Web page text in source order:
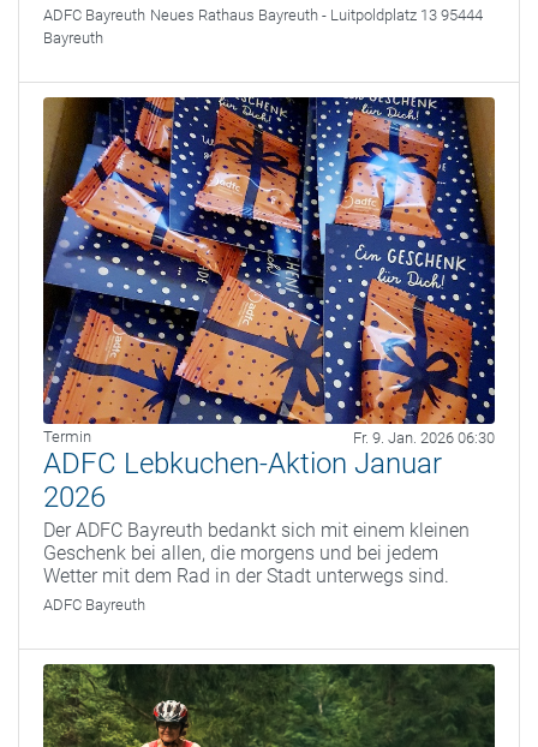
ADFC Bayreuth Neues Rathaus Bayreuth - Luitpoldplatz 13 95444
Bayreuth
Termin Fr. 9. Jan. 2026 06:30
ADFC Lebkuchen-Aktion Januar
2026
Der ADFC Bayreuth bedankt sich mit einem kleinen
Geschenk bei allen, die morgens und bei jedem
Wetter mit dem Rad in der Stadt unterwegs sind.
ADFC Bayreuth